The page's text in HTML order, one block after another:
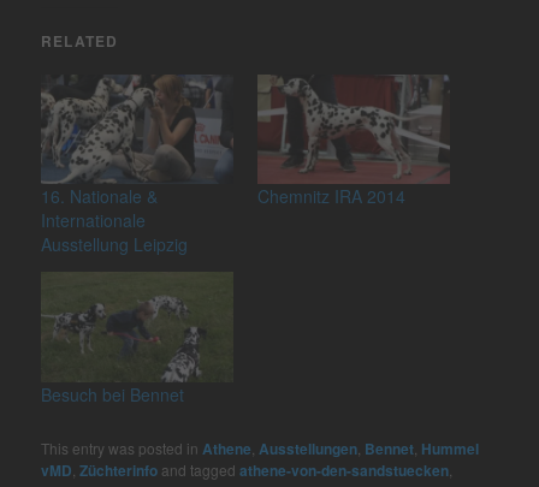
RELATED
16. Nationale &
Internationale
Ausstellung Leipzig
Chemnitz IRA 2014
Besuch bei Bennet
This entry was posted in Athene Ausstellungen Bennet Hummel
vMD ,Züchterinfo and taggedathene-von-den-sandstuecken